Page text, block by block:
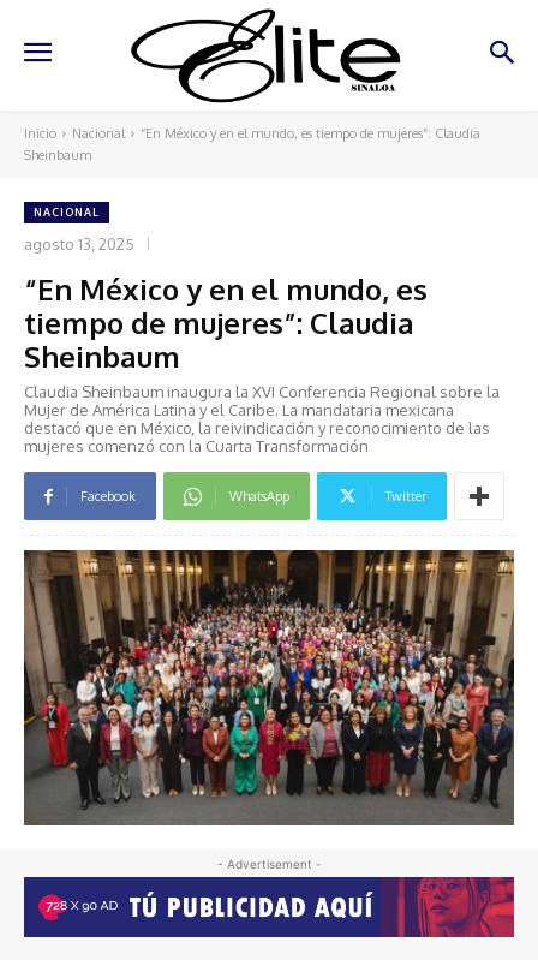
Inicio Nacional
“En México y en el mundo, es tiempo de mujeres”: Claudia
Sheinbaum
NACIONAL
agosto 13, 2025
“En México y en el mundo, es
tiempo de mujeres”: Claudia
Sheinbaum
Claudia Sheinbaum inaugura la XVI Conferencia Regional sobre la
Mujer de América Latina y el Caribe. La mandataria mexicana
destacó que en México, la reivindicación y reconocimiento de las
mujeres comenzó con la Cuarta Transformación
Facebook WhatsApp Twitter
- Advertisement -